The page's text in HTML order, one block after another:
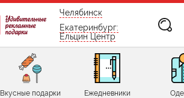
бесплатно по России
Челябинск
Екатеринбург:
Ельцин Центр
Вкусные подарки Ежедневники